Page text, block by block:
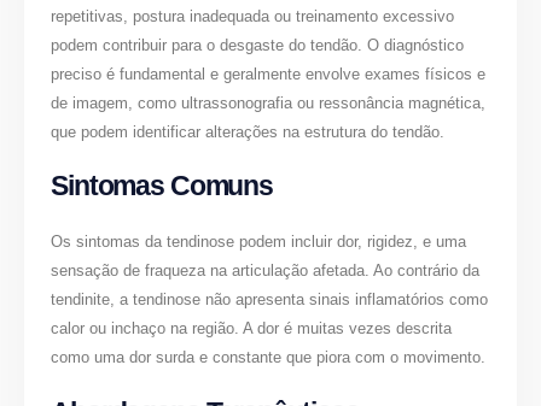
repetitivas, postura inadequada ou treinamento excessivo
podem contribuir para o desgaste do tendão. O diagnóstico
preciso é fundamental e geralmente envolve exames físicos e
de imagem, como ultrassonografia ou ressonância magnética,
que podem identificar alterações na estrutura do tendão.
Sintomas Comuns
Os sintomas da tendinose podem incluir dor, rigidez, e uma
sensação de fraqueza na articulação afetada. Ao contrário da
tendinite, a tendinose não apresenta sinais inflamatórios como
calor ou inchaço na região. A dor é muitas vezes descrita
como uma dor surda e constante que piora com o movimento.